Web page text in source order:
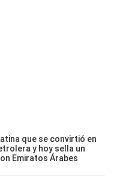
que se convirtió en
y hoy sella un
Emiratos Árabes